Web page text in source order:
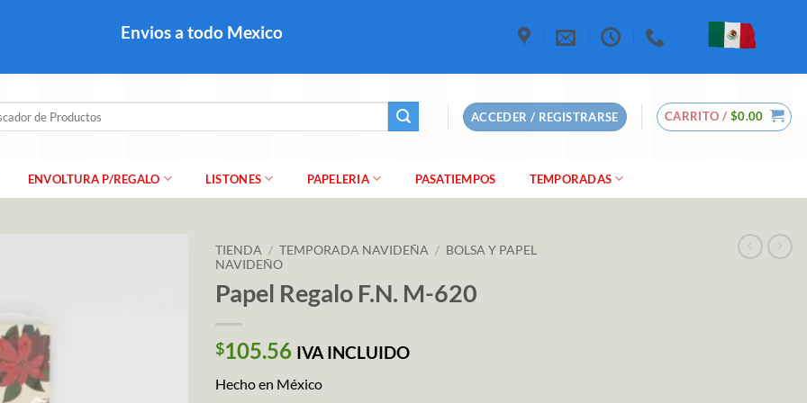
Envios a todo Mexico
ACCEDER / REGISTRARSE CARRITO / $0.00
ENVOLTURA P/REGALO LISTONES PAPELERIA PASATIEMPOS TEMPORADAS
TIENDA / TEMPORADA NAVIDEÑA / BOLSA Y PAPEL
NAVIDEÑO
Papel Regalo F.N. M-620
$105.56 IVA INCLUIDO
Hecho en México